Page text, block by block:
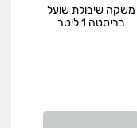
משקה שיבולת שועל
בריסטה 1 ליטר